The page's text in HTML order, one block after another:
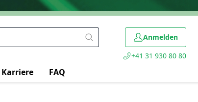
Anmelden
+41 31 930 80 80
Karriere FAQ